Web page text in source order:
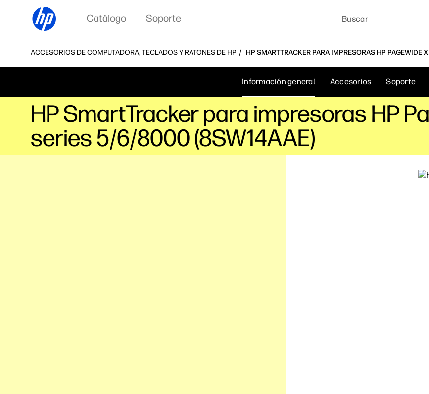
Catálogo Soporte
ACCESORIOS DE COMPUTADORA, TECLADOS Y RATONES DE HP HP SMARTTRACKER PARA IMPRESORAS HP PAGEWIDE
Información general Accesorios Soporte
HP SmartTracker para impresoras HP
series 5/6/8000 (8SW14AAE)